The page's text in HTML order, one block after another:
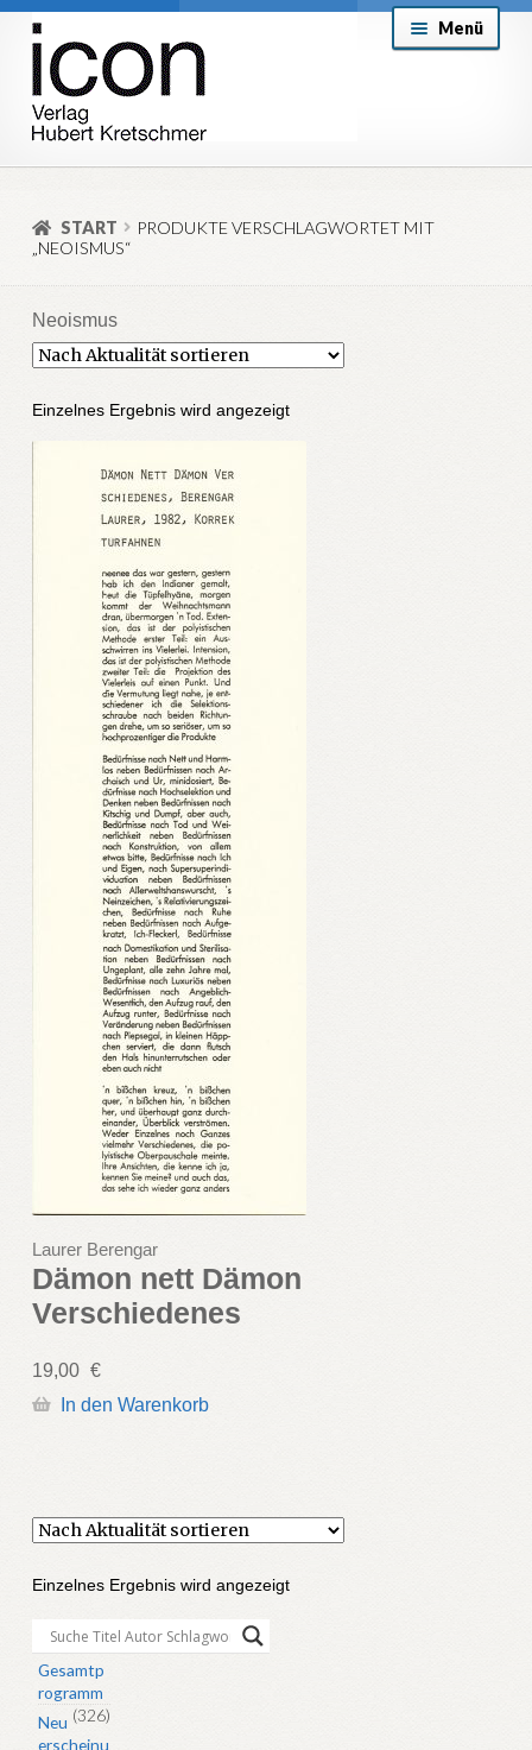
Zur
Navigation
springen
Zum
Inhalt
springen
Menü
About
Versand & Lieferung
Aktuell
START
PRODUKTE VERSCHLAGWORTET MIT
„NEOISMUS“
Neoismus
Einzelnes Ergebnis wird angezeigt
Laurer Berengar
Dämon nett Dämon
Verschiedenes
19,00 €
In den Warenkorb
Einzelnes Ergebnis wird angezeigt
Gesamtp
rogramm
(326)
Neu
erscheinu